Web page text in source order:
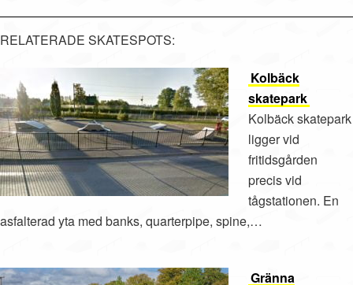
RELATERADE SKATESPOTS:
Kolbäck
skatepark
Kolbäck skatepark
ligger vid
fritidsgården
precis vid
tågstationen. En
asfalterad yta med banks, quarterpipe, spine,…
Gränna